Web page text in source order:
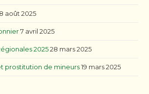
août 2025
7 avril 2025
2025 28 mars 2025
prostitution de mineurs 19 mars 2025